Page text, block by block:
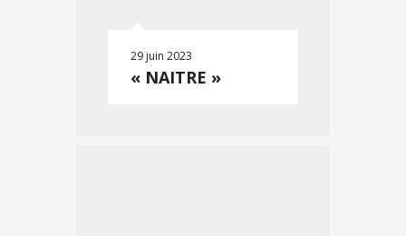
29 juin 2023
« NAITRE »